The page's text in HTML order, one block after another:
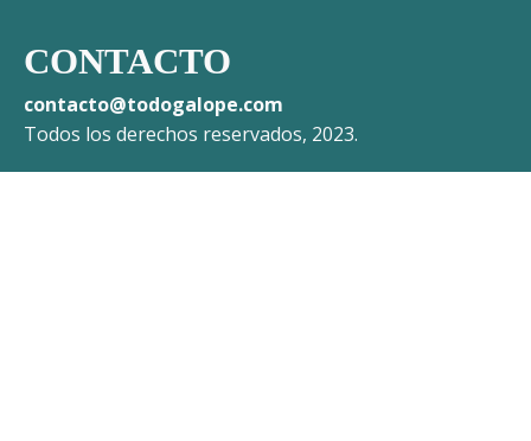
CONTACTO
contacto@todogalope.com
Todos los derechos reservados, 2023.